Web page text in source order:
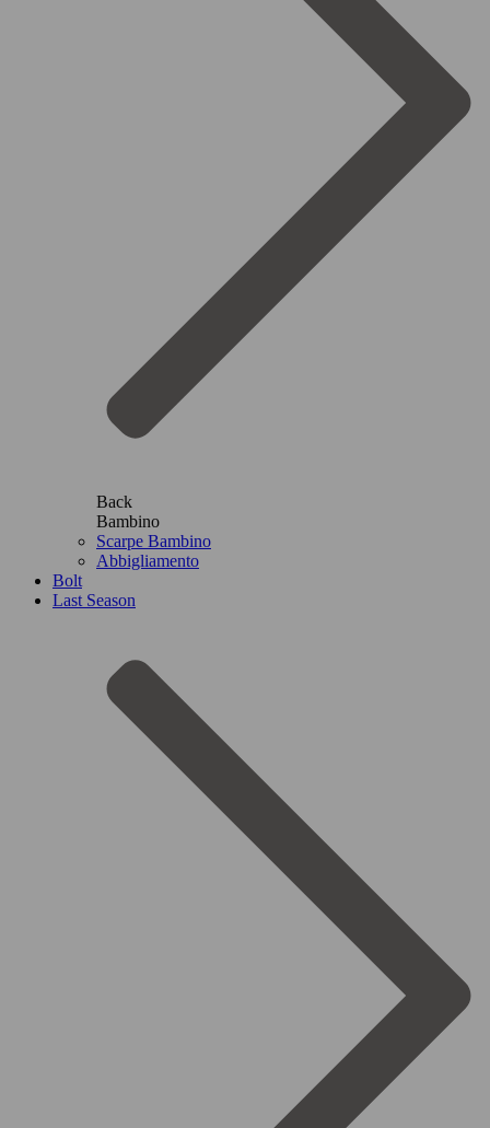
Back
Bambino
Scarpe Bambino
Abbigliamento
Bolt
Last Season